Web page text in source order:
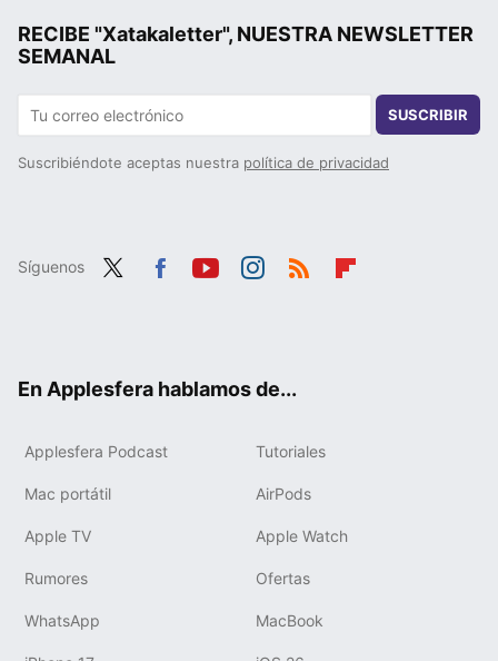
RECIBE "Xatakaletter", NUESTRA NEWSLETTER
SEMANAL
SUSCRIBIR
Suscribiéndote aceptas nuestra política de privacidad
Síguenos
En Applesfera hablamos de...
Applesfera Podcast Tutoriales
Mac portátil AirPods
Apple TV Apple Watch
Rumores Ofertas
WhatsApp MacBook